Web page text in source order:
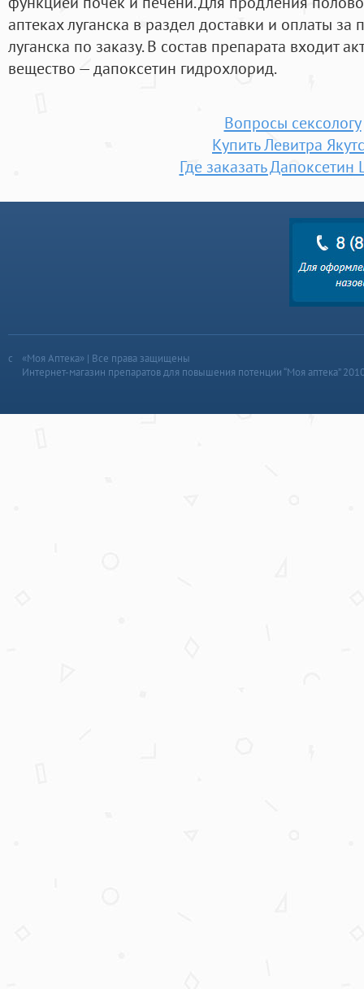
аптеках луганска в раздел доставки и оплаты за
луганска по заказу. В состав препарата входит
вещество — дапоксетин гидрохлорид.
Вопросы сексологу
Купить Левитра
Где заказать
«Моя Аптека» | Все права защищены
Интернет-магазин препаратов для повышения потенции “Моя аптека”